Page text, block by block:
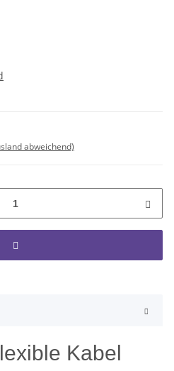
abweichend)
Kabel